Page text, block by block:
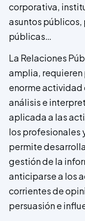
corporativa,
asuntos
públicas…
La Relaciones
amplia, requieren
enorme
análisis e
aplicada a las
los profesionales
permite
gestión de la
anticiparse a los
corrientes de
persuasión e